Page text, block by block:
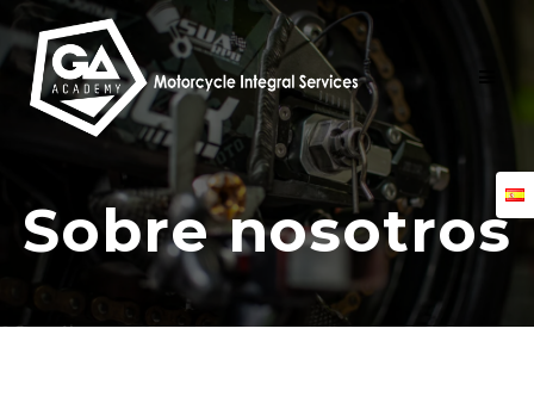
Skip
to
content
Sobre nosotros